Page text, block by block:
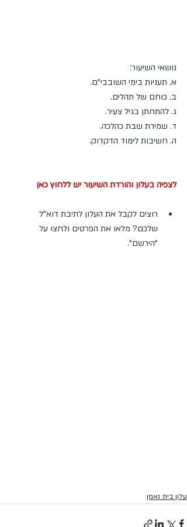
נושאי השיעור:
א. תעניות בימי השובבי"ם.
ב. כוחם של תהלים.
ג. להתחתן בגיל צעיר.
ד. שמירת שבת כהלכה.
ה. חשיבות לימוד הדקדוק.
לצפיה בעלון והורדת השיעור יש ללחוץ כאן
רוצים לקבל את העלון לתיבת דוא"ל
שלכם? מלאו את הפרטים ולחצו על
"הירשם".
עלון בית נאמן